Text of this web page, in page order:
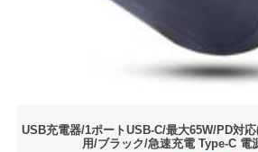
USB充電器/1ポートUSB-C/最大65W/PD対
用/ブラック/急速充電 Type-C 電